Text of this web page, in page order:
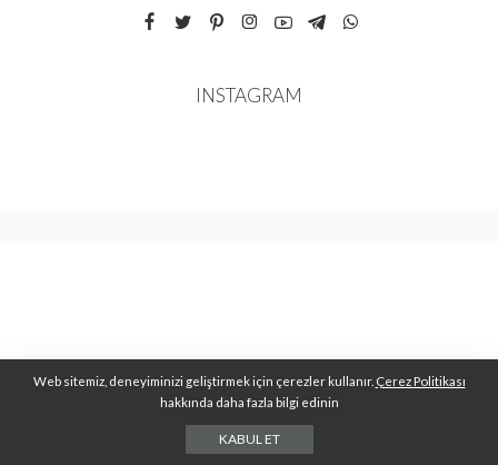
INSTAGRAM
Web sitemiz, deneyiminizi geliştirmek için çerezler kullanır. Çerez Politikası
hakkında daha fazla bilgi edinin
KABUL ET